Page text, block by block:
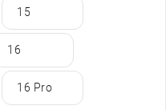
15
16
16 Pro